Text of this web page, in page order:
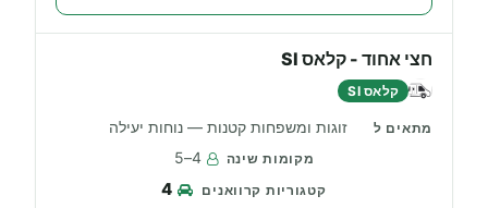
חצי אחוד - קלאס SI
קלאס SI
זוגות ומשפחות קטנות — נוחות יעילה
4–5
4